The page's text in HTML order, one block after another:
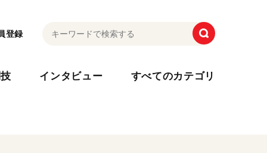
登録
インタビュー すべてのカテゴリ